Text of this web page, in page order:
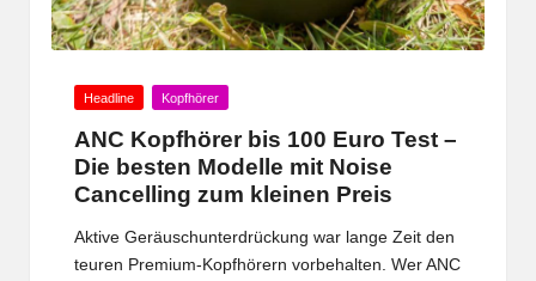
Posted
Headline Kopfhörer
ANC Kopfhörer bis 100 Euro Test –
Die besten Modelle mit Noise
Cancelling zum kleinen Preis
Aktive Geräuschunterdrückung war lange Zeit den
teuren Premium-Kopfhörern vorbehalten. Wer ANC